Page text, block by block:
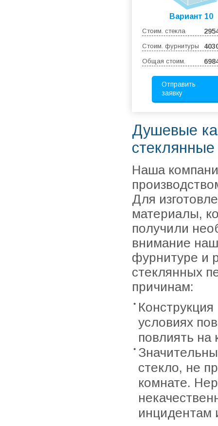
Вариант 10
Стоим. стекла
Стоим. фурнитуры
Общая стоим.
Отправить
заявку
Душевые
стеклянные
Наша
Для
материалы,
получили
внимание
фурнитуре и
стеклянных
причинам:
условиях
повлиять на
стекло, не
комнате.
инцидентам